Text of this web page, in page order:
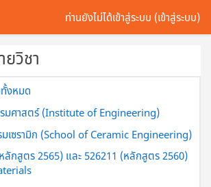
ท่านยังไม่ได้เข้าสู่ระบบ (เข้าสู่ระบบ)
ยวิชา
ทั้งหมด
รมศาสตร์ (Institute of Engineering)
มเซรามิก (School of Ceramic Engineering)
ลักสูตร 2565) และ 526211 (หลักสูตร 2560)